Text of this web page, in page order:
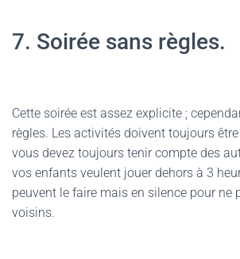
7. Soirée sans règles.
Cette soirée est assez explicite ;
règles. Les activités doivent toujours
vous devez toujours tenir compte des
vos enfants veulent jouer dehors à 3
peuvent le faire mais en silence pour ne
voisins.